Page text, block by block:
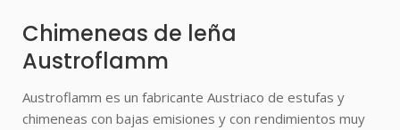
Chimeneas de leña
Austroflamm
Austroflamm es un fabricante Austriaco de estufas y
chimeneas con bajas emisiones y con rendimientos muy